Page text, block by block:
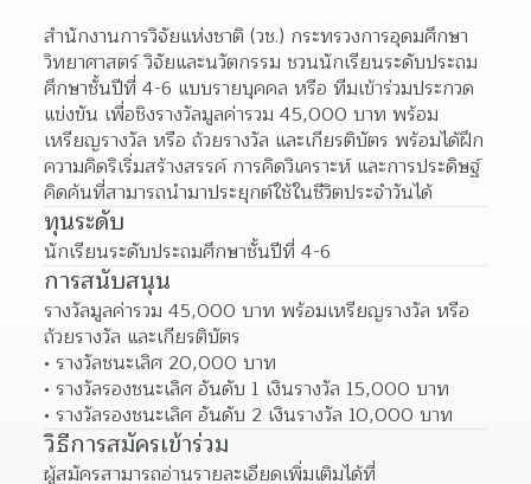
สำนักงานการวิจัยแห่งชาติ (วช.) กระทรวงการอุดมศึกษา
วิทยาศาสตร์ วิจัยและนวัตกรรม ชวนนักเรียนระดับประถม
ศึกษาชั้นปีที่ 4-6 แบบรายบุคคล หรือ ทีมเข้าร่วมประกวด
แข่งขัน เพื่อชิงรางวัลมูลค่ารวม 45,000 บาท พร้อม
เหรียญรางวัล หรือ ถ้วยรางวัล และเกียรติบัตร พร้อมได้ฝึก
ความคิดริเริ่มสร้างสรรค์ การคิดวิเคราะห์ และการประดิษฐ์
คิดค้นที่สามารถนำมาประยุกต์ใช้ในชีวิตประจำวันได้
ทุนระดับ
นักเรียนระดับประถมศึกษาชั้นปีที่ 4-6
การสนับสนุน
รางวัลมูลค่ารวม 45,000 บาท พร้อมเหรียญรางวัล หรือ
ถ้วยรางวัล และเกียรติบัตร
รางวัลชนะเลิศ 20,000 บาท
รางวัลรองชนะเลิศ อันดับ 1 เงินรางวัล 15,000 บาท
รางวัลรองชนะเลิศ อันดับ 2 เงินรางวัล 10,000 บาท
วิธีการสมัครเข้าร่วม